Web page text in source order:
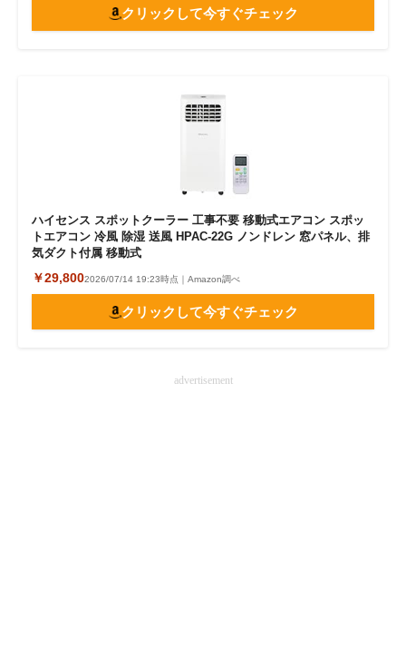
クリックして今すぐチェック
ハイセンス スポットクーラー 工事不要 移動式エアコン スポッ
トエアコン 冷風 除湿 送風 HPAC-22G ノンドレン 窓パネル、排
気ダクト付属 移動式
￥29,8002026/07/14 19:23時点｜Amazon調べ
クリックして今すぐチェック
advertisement